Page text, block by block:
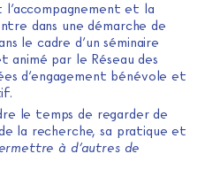
l’accompagnement et la
dans une démarche de
le cadre d’un séminaire
animé par le Réseau des
d’engagement bénévole et
le temps de regarder de
la recherche, sa pratique et
à d’autres de